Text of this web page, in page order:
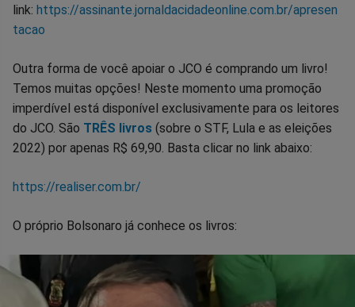
link: https://assinante.jornaldacidadeonline.com.br/apresen
tacao
Outra forma de você apoiar o JCO é comprando um livro!
Temos muitas opções! Neste momento uma promoção
imperdível está disponível exclusivamente para os leitores
do JCO. São TRÊS livros (sobre o STF, Lula e as eleições
2022) por apenas R$ 69,90. Basta clicar no link abaixo:
https://realiser.com.br/
O próprio Bolsonaro já conhece os livros: